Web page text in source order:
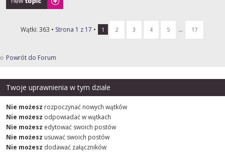
Wątki: 363 • Strona 1 z 17 • 1 2 3 4 5 ... 17
Powrót do Forum
Twoje uprawnienia w tym dziale
Nie możesz rozpoczynać nowych wątków
Nie możesz odpowiadać w wątkach
Nie możesz edytować swoich postów
Nie możesz usuwać swoich postów
Nie możesz dodawać załączników